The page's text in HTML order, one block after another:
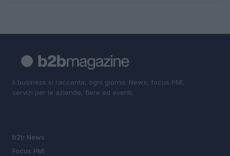
Il business si racconta, ogni giorno. News, focus PMI,
servizi per le aziende, fiere ed eventi.
b2b News
Focus PMI